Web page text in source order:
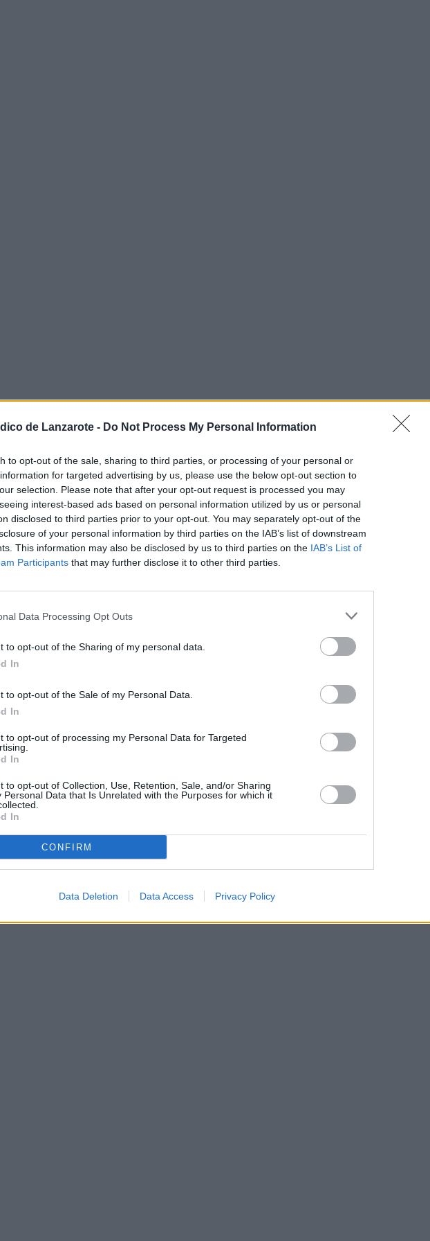
de Lanzarote - Do Not Process My Personal Information
to opt-out of the sale, sharing to third parties, or processing of your personal or
for targeted advertising by us, please use the below opt-out section to
selection. Please note that after your opt-out request is processed you may
interest-based ads based on personal information utilized by us or personal
disclosed to third parties prior to your opt-out. You may separately opt-out of the
of your personal information by third parties on the IAB’s list of downstream
This information may also be disclosed by us to third parties on the IAB’s List of
Participants that may further disclose it to other third parties.
Data Processing Opt Outs
to opt-out of the Sharing of my personal data.
In
to opt-out of the Sale of my Personal Data.
In
to opt-out of processing my Personal Data for Targeted
In
to opt-out of Collection, Use, Retention, Sale, and/or Sharing
Personal Data that Is Unrelated with the Purposes for which it
In
CONFIRM
Data Deletion Data Access Privacy Policy
años 90, más concretamente el
y manager Toño Berumen, que
(los cuales han sido más
sencillo “Enamoradísimo”,
el “fenómeno Mercurio”.
“Mejor grupo en concierto”,
como Colombia,
donde hubo delirio colectivo que
También fueron conocidos
agridulce, ya que nunca hubo
corazones de quienes crecieron
“Operación
del grupo. A través de redes
y otros medios de
atención de miles de personas
fans de todo el mundo,
mágicos vividos en la
hoy ya es un sueño convertido
de 2011.